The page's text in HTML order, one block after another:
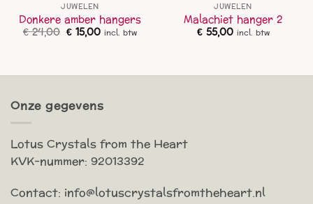
JUWELEN
Donkere amber hangers
€24,00 Oorspronkelijke
prijs
€ 15,00Huidige
prijs
incl. btw
JUWELEN
Malachiet hanger 2
€55,00 incl. btw
Onze gegevens
Lotus Crystals from the Heart
KVK-nummer: 92013392
Contact: info@lotuscrystalsfromtheheart.nl